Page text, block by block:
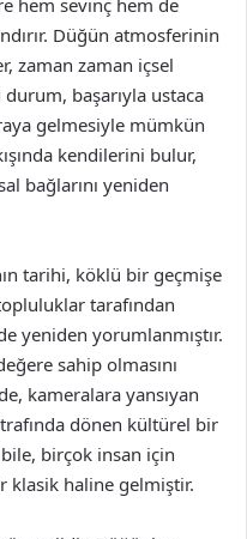
hem sevinç hem de
Düğün atmosferinin
zaman zaman içsel
başarıyla ustaca
gelmesiyle mümkün
kendilerini bulur,
bağlarını yeniden
tarihi, köklü bir geçmişe
tarafından
yeniden yorumlanmıştır.
sahip olmasını
kameralara yansıyan
dönen kültürel bir
birçok insan için
klasik haline gelmiştir.